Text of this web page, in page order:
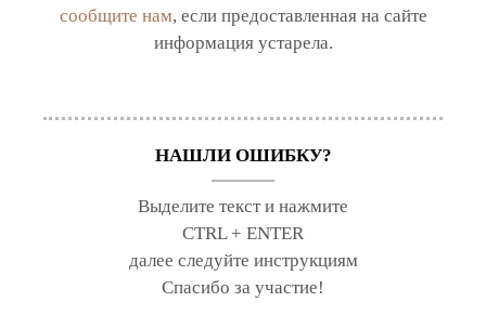
сообщите нам, если предоставленная на сайте
информация устарела.
НАШЛИ ОШИБКУ?
Выделите текст и нажмите
CTRL + ENTER
далее следуйте инструкциям
Спасибо за участие!